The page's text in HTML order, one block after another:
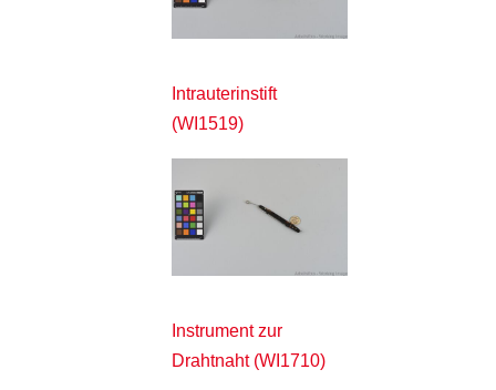
Intrauterinstift
(WI1519)
Instrument zur
Drahtnaht (WI1710)